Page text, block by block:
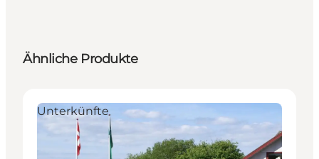
Ähnliche Produkte
Unterkünfte